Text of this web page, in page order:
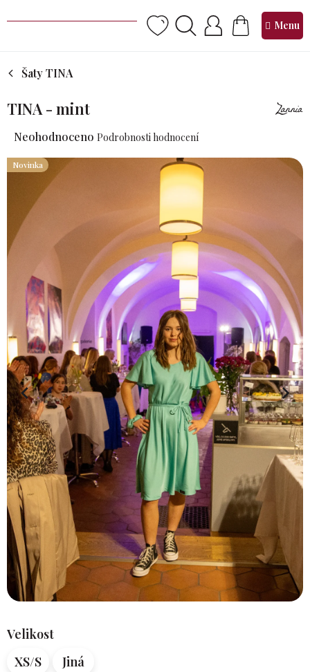
na
NÁKUPNÍ
KOŠÍK
Šaty TINA
TINA - mint
Průměrné
produktu
je
hvězdiček.
Neohodnoceno Podrobnosti hodnocení
Novinka
Velikost
XS/S
Jiná